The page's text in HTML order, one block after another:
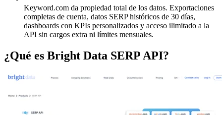
Keyword.com da propiedad total de los datos. Exportaciones
completas de cuenta, datos SERP históricos de 30 días,
dashboards con KPIs personalizados y acceso ilimitado a la
API sin cargos extra ni límites mensuales.
¿Qué es Bright Data SERP API?